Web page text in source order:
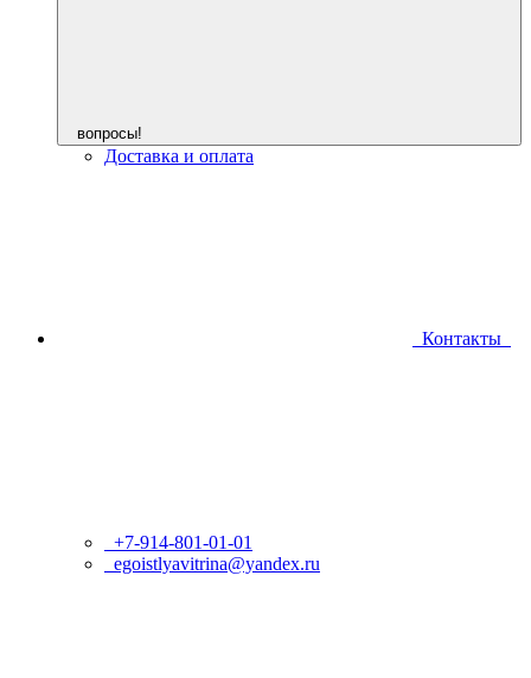
вопросы!
Доставка и оплата
Контакты
+7-914-801-01-01
egoistlyavitrina@yandex.ru